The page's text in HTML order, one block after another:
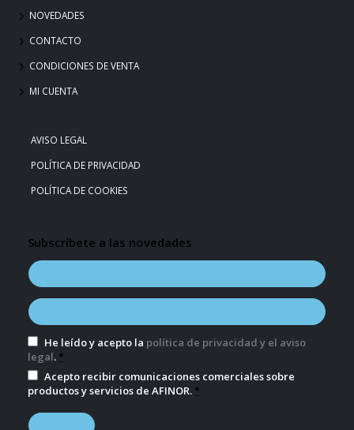
NOVEDADES
CONTACTO
CONDICIONES DE VENTA
MI CUENTA
AVISO LEGAL
POLÍTICA DE PRIVACIDAD
POLÍTICA DE COOKIES
Subscríbete a las novedades
He leído y acepto la política de privacidad y el aviso
legal. *
Acepto recibir comunicaciones comerciales sobre
productos y servicios de AFINOR. *